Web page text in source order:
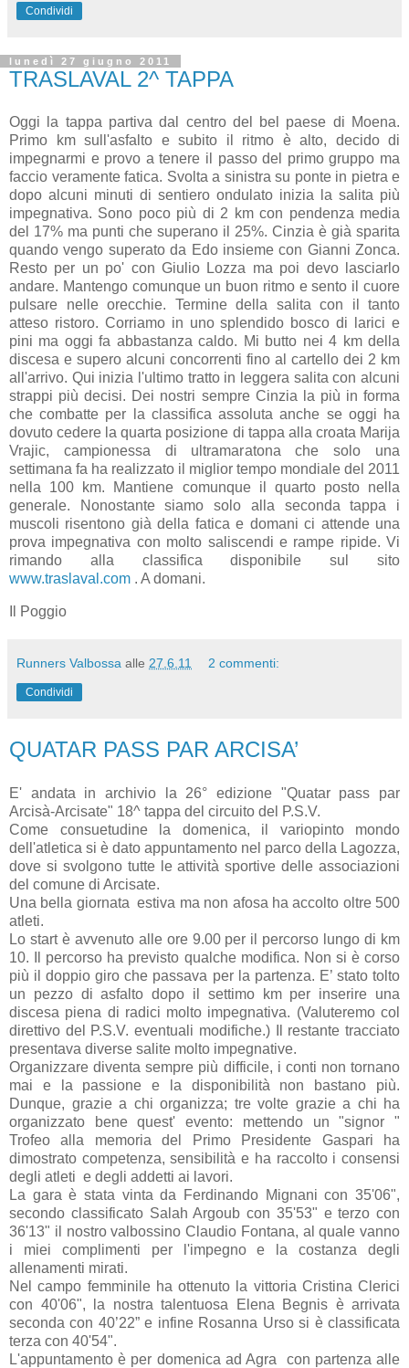
Condividi
lunedì 27 giugno 2011
TRASLAVAL 2^ TAPPA
Oggi la tappa partiva dal centro del bel paese di Moena.
Primo km sull'asfalto e subito il ritmo è alto, decido di
impegnarmi e provo a tenere il passo del primo gruppo ma
faccio veramente fatica. Svolta a sinistra su ponte in pietra e
dopo alcuni minuti di sentiero ondulato inizia la salita più
impegnativa. Sono poco più di 2 km con pendenza media
del 17% ma punti che superano il 25%. Cinzia è già sparita
quando vengo superato da Edo insieme con Gianni Zonca.
Resto per un po' con Giulio Lozza ma poi devo lasciarlo
andare. Mantengo comunque un buon ritmo e sento il cuore
pulsare nelle orecchie. Termine della salita con il tanto
atteso ristoro. Corriamo in uno splendido bosco di larici e
pini ma oggi fa abbastanza caldo. Mi butto nei 4 km della
discesa e supero alcuni concorrenti fino al cartello dei 2 km
all'arrivo. Qui inizia l'ultimo tratto in leggera salita con alcuni
strappi più decisi. Dei nostri sempre Cinzia la più in forma
che combatte per la classifica assoluta anche se oggi ha
dovuto cedere la quarta posizione di tappa alla croata Marija
Vrajic, campionessa di ultramaratona che solo una
settimana fa ha realizzato il miglior tempo mondiale del 2011
nella 100 km. Mantiene comunque il quarto posto nella
generale. Nonostante siamo solo alla seconda tappa i
muscoli risentono già della fatica e domani ci attende una
prova impegnativa con molto saliscendi e rampe ripide. Vi
rimando alla classifica disponibile sul sito
www.traslaval.com . A domani.
Il Poggio
Runners Valbossa alle 27.6.11 2 commenti:
Condividi
QUATAR PASS PAR ARCISA’
E' andata in archivio la 26° edizione "Quatar pass par
Arcisà-Arcisate" 18^ tappa del circuito del P.S.V.
Come consuetudine la domenica, il variopinto mondo
dell'atletica si è dato appuntamento nel parco della Lagozza,
dove si svolgono tutte le attività sportive delle associazioni
del comune di Arcisate.
Una bella giornata estiva ma non afosa ha accolto oltre 500
atleti.
Lo start è avvenuto alle ore 9.00 per il percorso lungo di km
10. Il percorso ha previsto qualche modifica. Non si è corso
più il doppio giro che passava per la partenza. E’ stato tolto
un pezzo di asfalto dopo il settimo km per inserire una
discesa piena di radici molto impegnativa. (Valuteremo col
direttivo del P.S.V. eventuali modifiche.) Il restante tracciato
presentava diverse salite molto impegnative.
Organizzare diventa sempre più difficile, i conti non tornano
mai e la passione e la disponibilità non bastano più.
Dunque, grazie a chi organizza; tre volte grazie a chi ha
organizzato bene quest' evento: mettendo un "signor "
Trofeo alla memoria del Primo Presidente Gaspari ha
dimostrato competenza, sensibilità e ha raccolto i consensi
degli atleti e degli addetti ai lavori.
La gara è stata vinta da Ferdinando Mignani con 35'06",
secondo classificato Salah Argoub con 35'53" e terzo con
36'13" il nostro valbossino Claudio Fontana, al quale vanno
i miei complimenti per l'impegno e la costanza degli
allenamenti mirati.
Nel campo femminile ha ottenuto la vittoria Cristina Clerici
con 40'06", la nostra talentuosa Elena Begnis è arrivata
seconda con 40’22” e infine Rosanna Urso si è classificata
terza con 40'54".
L'appuntamento è per domenica ad Agra con partenza alle